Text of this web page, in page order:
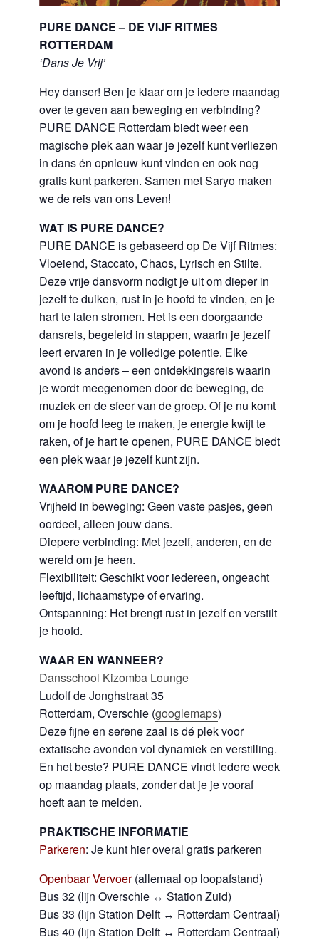
PURE DANCE – DE VIJF RITMES
ROTTERDAM
‘Dans Je Vrij’
Hey danser! Ben je klaar om je iedere maandag
over te geven aan beweging en verbinding?
PURE DANCE Rotterdam biedt weer een
magische plek aan waar je jezelf kunt verliezen
in dans én opnieuw kunt vinden en ook nog
gratis kunt parkeren. Samen met Saryo maken
we de reis van ons Leven!
WAT IS PURE DANCE?
PURE DANCE is gebaseerd op De Vijf Ritmes:
Vloeiend, Staccato, Chaos, Lyrisch en Stilte.
Deze vrije dansvorm nodigt je uit om dieper in
jezelf te duiken, rust in je hoofd te vinden, en je
hart te laten stromen. Het is een doorgaande
dansreis, begeleid in stappen, waarin je jezelf
leert ervaren in je volledige potentie. Elke
avond is anders – een ontdekkingsreis waarin
je wordt meegenomen door de beweging, de
muziek en de sfeer van de groep. Of je nu komt
om je hoofd leeg te maken, je energie kwijt te
raken, of je hart te openen, PURE DANCE biedt
een plek waar je jezelf kunt zijn.
WAAROM PURE DANCE?
Vrijheid in beweging: Geen vaste pasjes, geen
oordeel, alleen jouw dans.
Diepere verbinding: Met jezelf, anderen, en de
wereld om je heen.
Flexibiliteit: Geschikt voor iedereen, ongeacht
leeftijd, lichaamstype of ervaring.
Ontspanning: Het brengt rust in jezelf en verstilt
je hoofd.
WAAR EN WANNEER?
Dansschool Kizomba Lounge
Ludolf de Jonghstraat 35
Rotterdam, Overschie (googlemaps)
Deze fijne en serene zaal is dé plek voor
extatische avonden vol dynamiek en verstilling.
En het beste? PURE DANCE vindt iedere week
op maandag plaats, zonder dat je je vooraf
hoeft aan te melden.
PRAKTISCHE INFORMATIE
Parkeren: Je kunt hier overal gratis parkeren
Openbaar Vervoer(allemaal op loopafstand)
Bus 32 (lijn Overschie ↔ Station Zuid)
Bus 33 (lijn Station Delft ↔ Rotterdam Centraal)
Bus 40 (lijn Station Delft ↔ Rotterdam Centraal)